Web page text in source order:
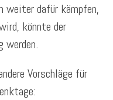
weiter dafür kämpfen,
könnte der
werden.
Vorschläge für